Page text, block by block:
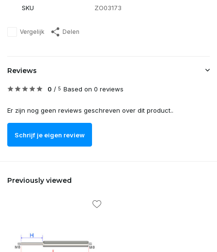
SKU ZO03173
Vergelijk Delen
Reviews
0 / 5 Based on 0 reviews
Er zijn nog geen reviews geschreven over dit product..
Schrijf je eigen review
Previously viewed